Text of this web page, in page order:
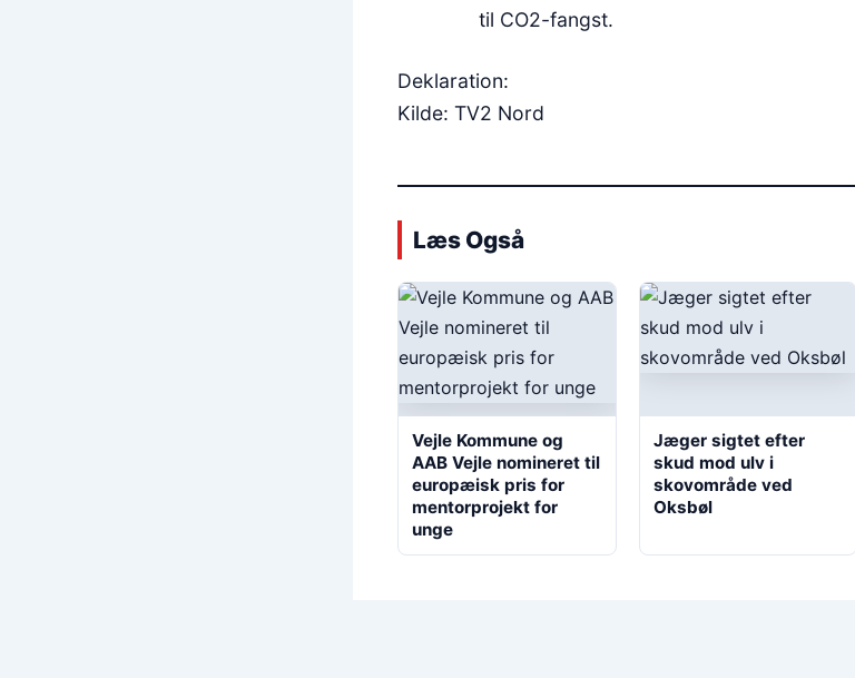
til CO2-fangst.
Deklaration:
Kilde: TV2 Nord
Læs Også
Vejle Kommune og
AAB Vejle nomineret til
europæisk pris for
mentorprojekt for
unge
Jæger sigtet efter
skud mod ulv i
skovområde ved
Oksbøl